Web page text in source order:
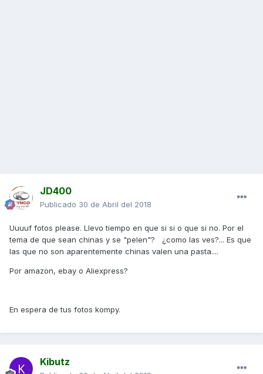
JD400
Publicado 30 de Abril del 2018
Uuuuf fotos please. Llevo tiempo en que si si o que si no. Por el
tema de que sean chinas y se "pelen"? ¿como las ves?... Es que
las que no son aparentemente chinas valen una pasta....
Por amazon, ebay o Aliexpress?
En espera de tus fotos kompy.
Kibutz